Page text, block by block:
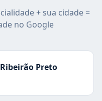
+ sua cidade =
no Google
Ribeirão Preto